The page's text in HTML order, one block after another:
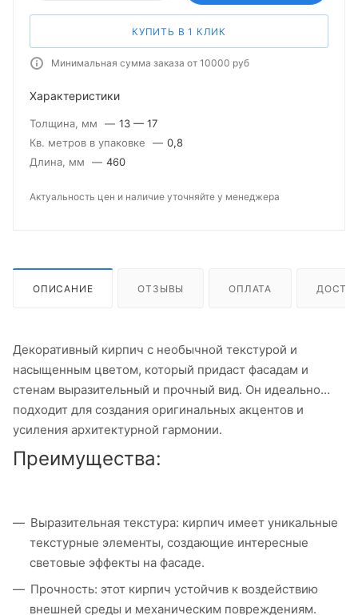
КУПИТЬ В 1 КЛИК
Минимальная сумма заказа от 10000 руб
Характеристики
Толщина, мм — 13 — 17
Кв. метров в упаковке
— 0,8
Длина, мм
— 460
Актуальность цен и наличие уточняйте у менеджера
ОПИСАНИЕ ОТЗЫВЫ ОПЛАТА
Декоративный кирпич с необычной текстурой и
насыщенным цветом, который придаст фасадам и
стенам выразительный и прочный вид. Он идеально
подходит для создания оригинальных акцентов и
усиления архитектурной гармонии.
Преимущества:
Выразительная текстура: кирпич имеет уникальные
текстурные элементы, создающие интересные
световые эффекты на фасаде.
Прочность: этот кирпич устойчив к воздействию
внешней среды и механическим повреждениям.